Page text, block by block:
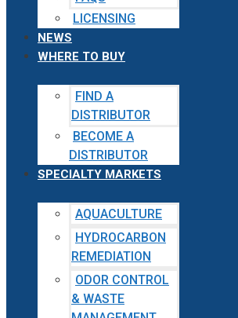
LICENSING
NEWS
WHERE TO BUY
FIND A
DISTRIBUTOR
BECOME A
DISTRIBUTOR
SPECIALTY MARKETS
AQUACULTURE
HYDROCARBON
REMEDIATION
ODOR CONTROL
& WASTE